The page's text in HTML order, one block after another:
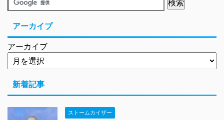
アーカイブ
アーカイブ
新着記事
ストームカイザー